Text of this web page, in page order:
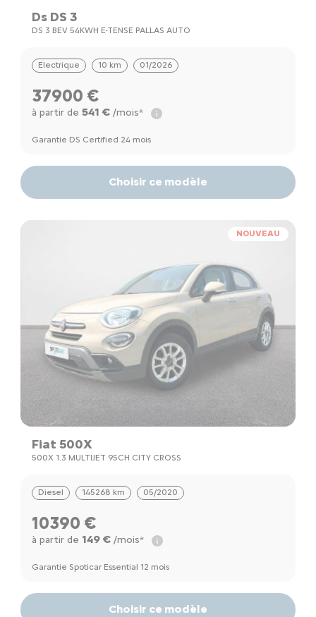
Ds DS 3
DS 3 BEV 54KWH E-TENSE PALLAS AUTO
Electrique 10 km 01/2026
37900 €
à partir de 541 €/mois*
Garantie DS Certified 24 mois
Choisir ce modèle
NOUVEAU
Fiat 500X
500X 1.3 MULTIJET 95CH CITY CROSS
Diesel 145268 km 05/2020
10390 €
à partir de 149 €/mois*
Garantie Spoticar Essential 12 mois
Choisir ce modèle